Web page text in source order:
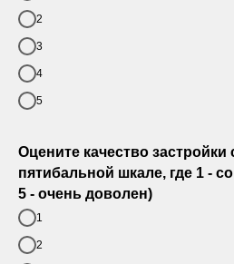
2
3
4
5
Оцените качество застройки
пятибальной шкале, где 1 -
5 - очень доволен)
1
2